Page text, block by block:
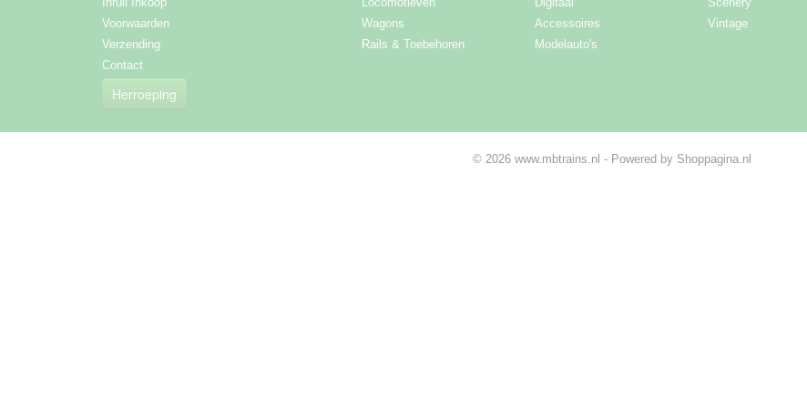
Voorwaarden
Verzending
Contact
Herroeping
Wagons
Rails & Toebehoren
Accessoires
Modelauto's
Vintage
© 2026 www.mbtrains.nl - Powered by Shoppagina.nl